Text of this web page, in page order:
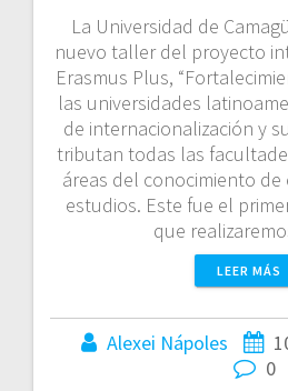
La Universidad de
nuevo taller del proyecto
Erasmus Plus,
las universidades
de internacionalización y
tributan todas las
áreas del conocimiento de
estudios. Este fue el
que
LEER MÁS
Alexei Nápoles
0